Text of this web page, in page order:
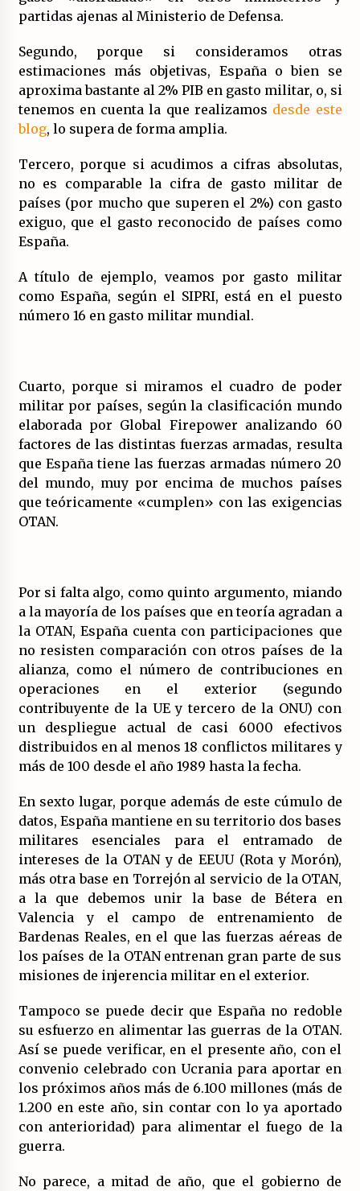
partidas ajenas al Ministerio de Defensa.
Segundo, porque si consideramos otras
estimaciones más objetivas, España o bien se
aproxima bastante al 2% PIB en gasto militar, o, si
tenemos en cuenta la que realizamos desde este
blog, lo supera de forma amplia.
Tercero, porque si acudimos a cifras absolutas,
no es comparable la cifra de gasto militar de
países (por mucho que superen el 2%) con gasto
exiguo, que el gasto reconocido de países como
España.
A título de ejemplo, veamos por gasto militar
como España, según el SIPRI, está en el puesto
número 16 en gasto militar mundial.
Cuarto, porque si miramos el cuadro de poder
militar por países, según la clasificación mundo
elaborada por Global Firepower analizando 60
factores de las distintas fuerzas armadas, resulta
que España tiene las fuerzas armadas número 20
del mundo, muy por encima de muchos países
que teóricamente «cumplen» con las exigencias
OTAN.
Por si falta algo, como quinto argumento, miando
a la mayoría de los países que en teoría agradan a
la OTAN, España cuenta con participaciones que
no resisten comparación con otros países de la
alianza, como el número de contribuciones en
operaciones en el exterior (segundo
contribuyente de la UE y tercero de la ONU) con
un despliegue actual de casi 6000 efectivos
distribuidos en al menos 18 conflictos militares y
más de 100 desde el año 1989 hasta la fecha.
En sexto lugar, porque además de este cúmulo de
datos, España mantiene en su territorio dos bases
militares esenciales para el entramado de
intereses de la OTAN y de EEUU (Rota y Morón),
más otra base en Torrejón al servicio de la OTAN,
a la que debemos unir la base de Bétera en
Valencia y el campo de entrenamiento de
Bardenas Reales, en el que las fuerzas aéreas de
los países de la OTAN entrenan gran parte de sus
misiones de injerencia militar en el exterior.
Tampoco se puede decir que España no redoble
su esfuerzo en alimentar las guerras de la OTAN.
Así se puede verificar, en el presente año, con el
convenio celebrado con Ucrania para aportar en
los próximos años más de 6.100 millones (más de
1.200 en este año, sin contar con lo ya aportado
con anterioridad) para alimentar el fuego de la
guerra.
No parece, a mitad de año, que el gobierno de